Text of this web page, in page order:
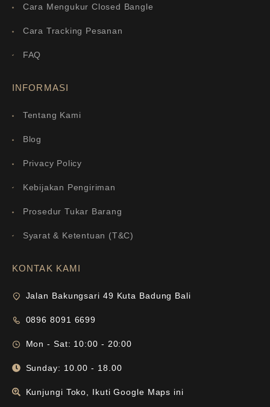
Cara Mengukur Closed Bangle
Cara Tracking Pesanan
FAQ
INFORMASI
Tentang Kami
Blog
Privacy Policy
Kebijakan Pengiriman
Prosedur Tukar Barang
Syarat & Ketentuan (T&C)
KONTAK KAMI
Jalan Bakungsari 49 Kuta Badung Bali
0896 8091 6699
Mon - Sat: 10:00 - 20:00
Sunday: 10.00 - 18.00
Kunjungi Toko, Ikuti Google Maps ini